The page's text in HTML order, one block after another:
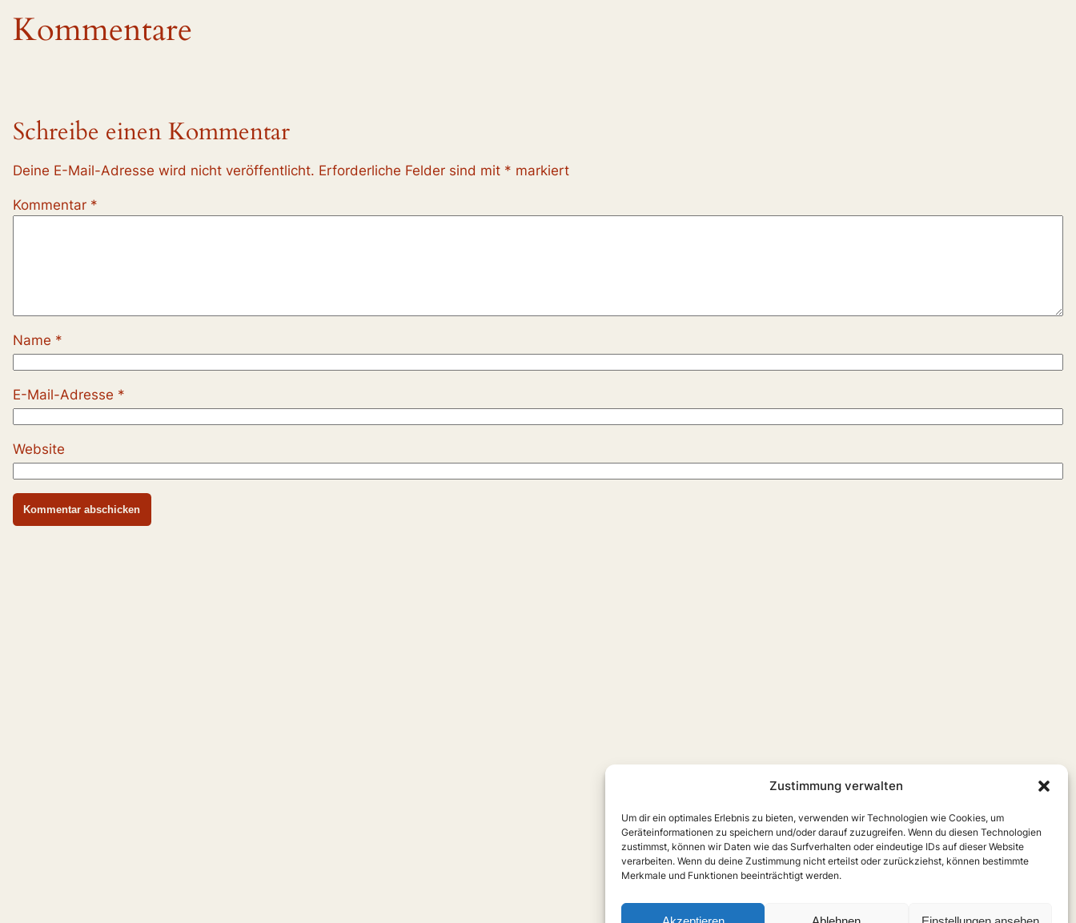
Zustimmung verwalten
Um dir ein optimales Erlebnis zu bieten, verwenden wir Technologien wie Cookies, um
Geräteinformationen zu speichern und/oder darauf zuzugreifen. Wenn du diesen Technologien
zustimmst, können wir Daten wie das Surfverhalten oder eindeutige IDs auf dieser Website
verarbeiten. Wenn du deine Zustimmung nicht erteilst oder zurückziehst, können bestimmte
Merkmale und Funktionen beeinträchtigt werden.
Kommentare
Schreibe einen Kommentar
Deine E-Mail-Adresse wird nicht veröffentlicht. Erforderliche Felder sind mit * markiert
Kommentar *
Name *
E-Mail-Adresse *
Website